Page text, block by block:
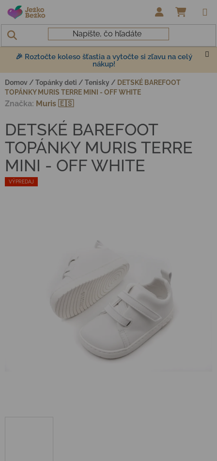
Prejsť na obsah
🎉 Roztočte koleso šťastia a vytočte si zľavu na celý
nákup!
Domov / Topánky deti / Tenisky / DETSKÉ BAREFOOT
TOPÁNKY MURIS TERRE MINI - OFF WHITE
VÝPREDAJ
DETSKÉ BAREFOOT
TOPÁNKY MURIS TERRE
MINI - OFF WHITE
Značka: Muris 🇪🇸